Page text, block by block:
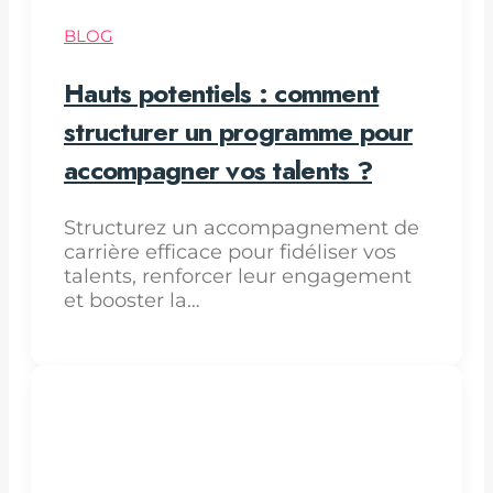
BLOG
Hauts potentiels : comment
structurer un programme pour
accompagner vos talents ?
Structurez un accompagnement de
carrière efficace pour fidéliser vos
talents, renforcer leur engagement
et booster la…